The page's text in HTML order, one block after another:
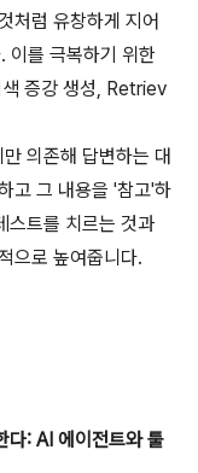
처럼 유창하게 지어
를 극복하기 위한
증강 생성, Retriev
의존해 답변하는 대
고 그 내용을 '참고'하
스트를 치르는 것과
으로 높여줍니다.
: AI 에이전트와 툴